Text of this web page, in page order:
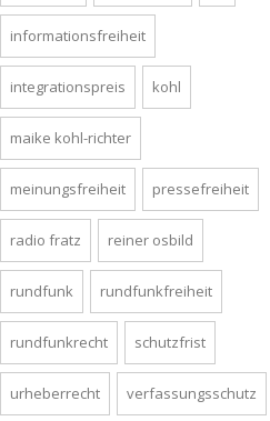
informationsfreiheit
integrationspreis kohl
maike kohl-richter
meinungsfreiheit pressefreiheit
radio fratz reiner osbild
rundfunk rundfunkfreiheit
rundfunkrecht schutzfrist
urheberrecht verfassungsschutz